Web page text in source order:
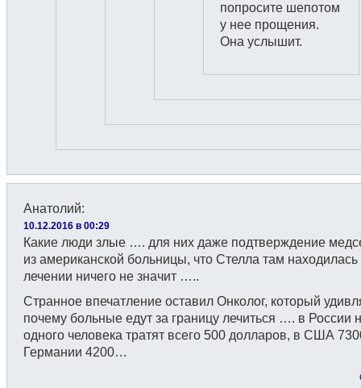
попросите шепотом
у нее прощения.
Она услышит.
Анатолий:
10.12.2016 в 00:29
Какие люди злые …. для них даже подтверждение
из американской больницы, что Стелла там находилась
лечении ничего не значит …..
Странное впечатление оставил Онколог, который
почему больные едут за границу лечиться …. в России
одного человека тратят всего 500 долларов, в США
Германии 4200…